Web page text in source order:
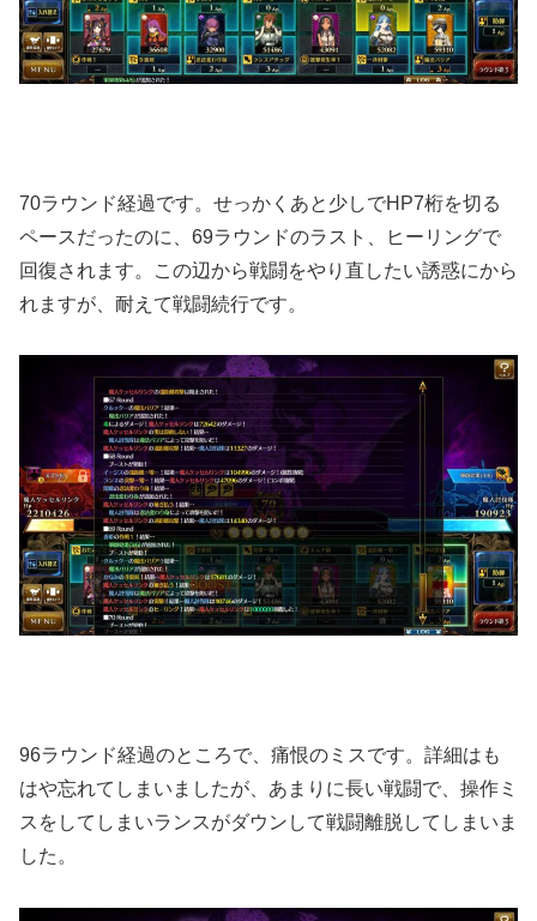
70ラウンド経過です。せっかくあと少しでHP7桁を切る
ペースだったのに、69ラウンドのラスト、ヒーリングで
回復されます。この辺から戦闘をやり直したい誘惑にから
れますが、耐えて戦闘続行です。
96ラウンド経過のところで、痛恨のミスです。詳細はも
はや忘れてしまいましたが、あまりに長い戦闘で、操作ミ
スをしてしまいランスがダウンして戦闘離脱してしまいま
した。